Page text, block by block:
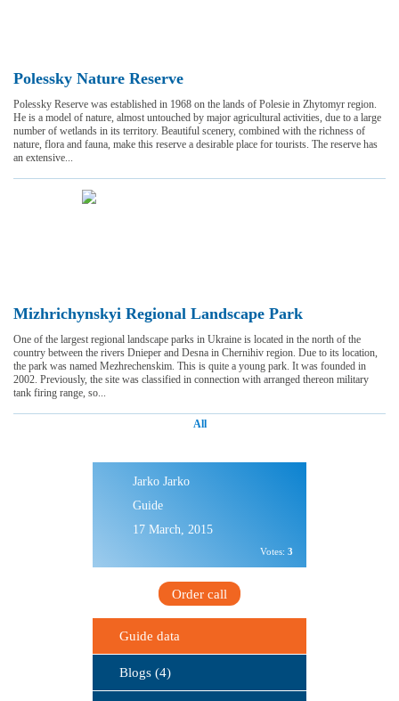
Polessky Nature Reserve
Polessky Reserve was established in 1968 on the lands of Polesie in Zhytomyr region.
He is a model of nature, almost untouched by major agricultural activities, due to a large
number of wetlands in its territory. Beautiful scenery, combined with the richness of
nature, flora and fauna, make this reserve a desirable place for tourists. The reserve has
an extensive...
Mizhrichynskyi Regional Landscape Park
One of the largest regional landscape parks in Ukraine is located in the north of the
country between the rivers Dnieper and Desna in Chernihiv region. Due to its location,
the park was named Mezhrechenskim. This is quite a young park. It was founded in
2002. Previously, the site was classified in connection with arranged thereon military
tank firing range, so...
All
Jarko Jarko
Guide
17 March, 2015
Votes: 3
Order call
Guide data
Blogs (4)